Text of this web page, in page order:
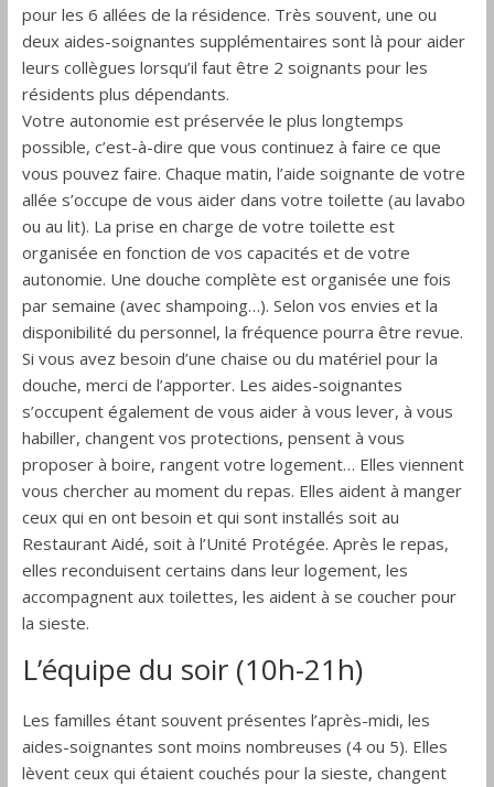
pour les 6 allées de la résidence. Très souvent, une ou
deux aides-soignantes supplémentaires sont là pour aider
leurs collègues lorsqu’il faut être 2 soignants pour les
résidents plus dépendants.
Votre autonomie est préservée le plus longtemps
possible, c’est-à-dire que vous continuez à faire ce que
vous pouvez faire. Chaque matin, l’aide soignante de votre
allée s’occupe de vous aider dans votre toilette (au lavabo
ou au lit). La prise en charge de votre toilette est
organisée en fonction de vos capacités et de votre
autonomie. Une douche complète est organisée une fois
par semaine (avec shampoing…). Selon vos envies et la
disponibilité du personnel, la fréquence pourra être revue.
Si vous avez besoin d’une chaise ou du matériel pour la
douche, merci de l’apporter. Les aides-soignantes
s’occupent également de vous aider à vous lever, à vous
habiller, changent vos protections, pensent à vous
proposer à boire, rangent votre logement… Elles viennent
vous chercher au moment du repas. Elles aident à manger
ceux qui en ont besoin et qui sont installés soit au
Restaurant Aidé, soit à l’Unité Protégée. Après le repas,
elles reconduisent certains dans leur logement, les
accompagnent aux toilettes, les aident à se coucher pour
la sieste.
L’équipe du soir (10h-21h)
Les familles étant souvent présentes l’après-midi, les
aides-soignantes sont moins nombreuses (4 ou 5). Elles
lèvent ceux qui étaient couchés pour la sieste, changent